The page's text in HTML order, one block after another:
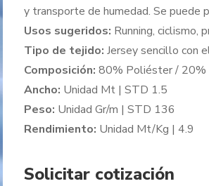
y transporte de humedad. Se puede
Usos sugeridos: Running, ciclismo,
Tipo de tejido: Jersey sencillo con
Composición: 80% Poliéster / 20%
Ancho: Unidad Mt | STD 1.5
Peso: Unidad Gr/m | STD 136
Rendimiento: Unidad Mt/Kg | 4.9
Solicitar cotización